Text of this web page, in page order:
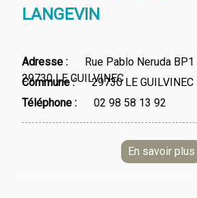
LANGEVIN
Adresse
Rue Pablo Neruda BP1
29730 LE GUILVINEC
Commune
29730 LE GUILVINEC
Téléphone
02 98 58 13 92